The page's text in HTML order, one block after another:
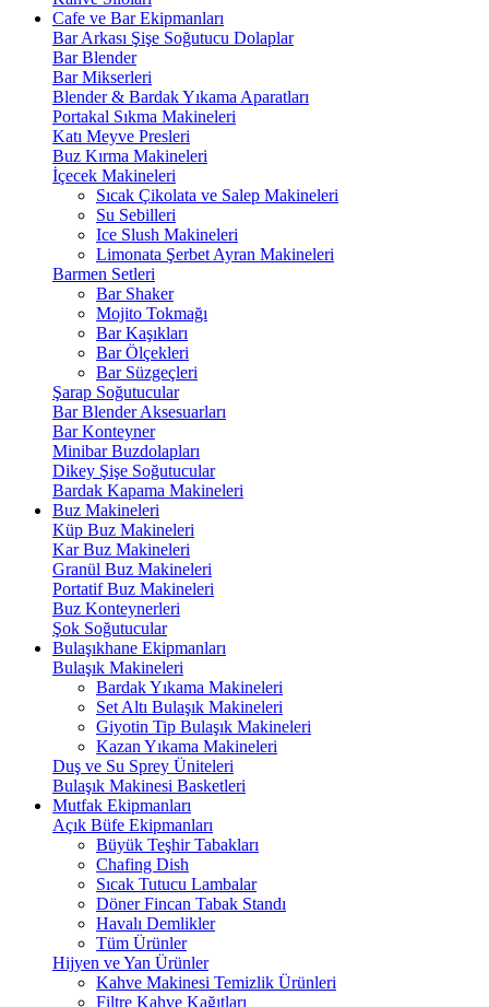
Cafe ve Bar Ekipmanları
Bar Arkası Şişe Soğutucu Dolaplar
Bar Blender
Bar Mikserleri
Blender & Bardak Yıkama Aparatları
Portakal Sıkma Makineleri
Katı Meyve Presleri
Buz Kırma Makineleri
İçecek Makineleri
Sıcak Çikolata ve Salep Makineleri
Su Sebilleri
Ice Slush Makineleri
Limonata Şerbet Ayran Makineleri
Barmen Setleri
Bar Shaker
Mojito Tokmağı
Bar Kaşıkları
Bar Ölçekleri
Bar Süzgeçleri
Şarap Soğutucular
Bar Blender Aksesuarları
Bar Konteyner
Minibar Buzdolapları
Dikey Şişe Soğutucular
Bardak Kapama Makineleri
Buz Makineleri
Küp Buz Makineleri
Kar Buz Makineleri
Granül Buz Makineleri
Portatif Buz Makineleri
Buz Konteynerleri
Şok Soğutucular
Bulaşıkhane Ekipmanları
Bulaşık Makineleri
Bardak Yıkama Makineleri
Set Altı Bulaşık Makineleri
Giyotin Tip Bulaşık Makineleri
Kazan Yıkama Makineleri
Duş ve Su Sprey Üniteleri
Bulaşık Makinesi Basketleri
Mutfak Ekipmanları
Açık Büfe Ekipmanları
Büyük Teşhir Tabakları
Chafing Dish
Sıcak Tutucu Lambalar
Döner Fincan Tabak Standı
Havalı Demlikler
Tüm Ürünler
Hijyen ve Yan Ürünler
Kahve Makinesi Temizlik Ürünleri
Filtre Kahve Kağıtları